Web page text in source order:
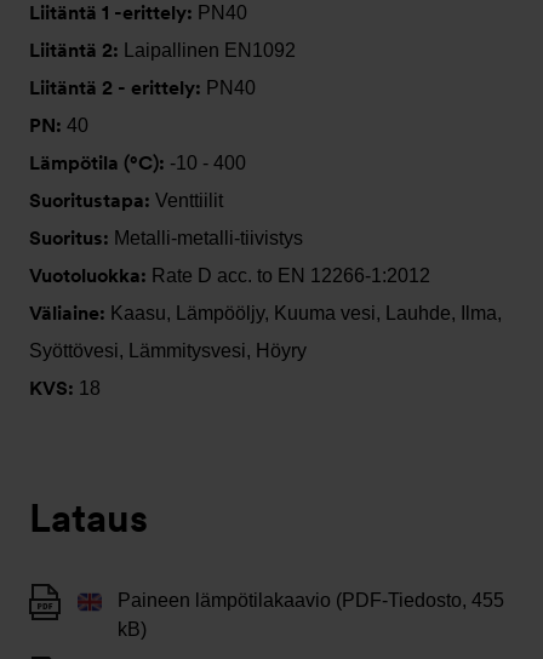
Liitäntä 1 -erittely: PN40
Liitäntä 2: Laipallinen EN1092
Liitäntä 2 - erittely: PN40
PN: 40
Lämpötila (°C): -10 - 400
Suoritustapa: Venttiilit
Suoritus: Metalli-metalli-tiivistys
Vuotoluokka: Rate D acc. to EN 12266-1:2012
Väliaine: Kaasu, Lämpööljy, Kuuma vesi, Lauhde, Ilma,
Syöttövesi, Lämmitysvesi, Höyry
KVS: 18
Lataus
Paineen lämpötilakaavio (PDF-Tiedosto, 455
kB)